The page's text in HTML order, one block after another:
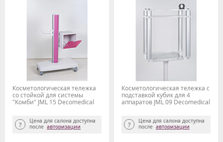
Косметологическая тележка
со стойкой для системы
"Комби" JML 15 Decomedical
Цена для салона доступна
после авторизации
Косметологическая тележка с
подставкой кубик для 4
аппаратов JML 09 Decomedical
Цена для салона доступна
после авторизации